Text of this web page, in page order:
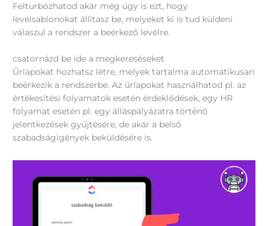
Felturbózhatod akár még úgy is ezt, hogy
levélsablonokat állítasz be, melyeket ki is tud küldeni
válaszul a rendszer a beérkező levélre.
csatornázd be ide a megkereséseket
Űrlapokat hozhatsz létre, melyek tartalma automatikusan
beérkezik a rendszerbe. Az űrlapokat használhatod pl. az
értékesítési folyamatok esetén érdeklődések, egy HR
folyamat esetén pl. egy álláspályázatra történő
jelentkezések gyűjtésére, de akár a belső
szabadságigények beküldésére is.